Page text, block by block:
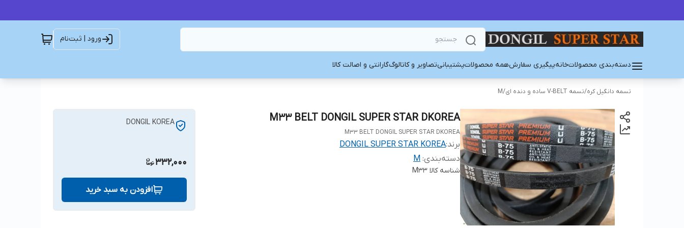
ورود | ثبت‌نام
دسته‌بندی محصولاتخانهپیگیری سفارشهمه محصولاتپشتیبانیتصاویر و کاتالوگگارانتی و اصالت کالا
تسمه دانگیل کره/تسمه V-BELT ساده و دنده ای /
M
M33 BELT DONGIL SUPER STAR DKOREA
M33 BELT DONGIL SUPER STAR DKOREA
برند:DONGIL SUPER STAR KOREA
دسته‌بندی:
M
شناسه کالا M33
DONGIL KOREA
332,000
افزودن به سبد خرید